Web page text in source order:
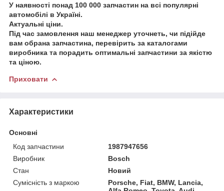
У наявності понад 100 000 запчастин на всі популярні
автомобілі в Україні.
Актуальні ціни.
Під час замовлення наш менеджер уточнеть, чи підійде
вам обрана запчастина, перевірить за каталогами
виробника та порадить оптимальні запчастини за якістю
та ціною.
Приховати
Характеристики
Основні
Код запчастини
1987947656
Виробник
Bosch
Стан
Новий
Сумісність з маркою
Porsche, Fiat, BMW, Lancia,